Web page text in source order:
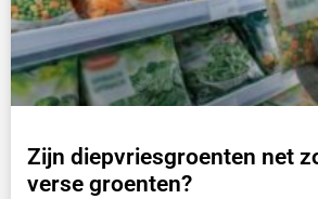
Zijn diepvriesgroenten net
verse groenten?